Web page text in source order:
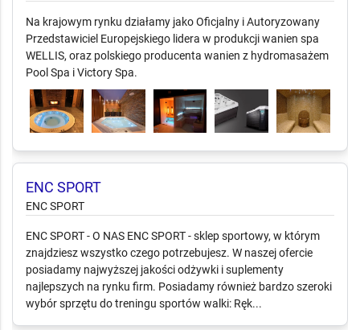
Na krajowym rynku działamy jako Oficjalny i Autoryzowany
Przedstawiciel Europejskiego lidera w produkcji wanien spa
WELLIS, oraz polskiego producenta wanien z hydromasażem
Pool Spa i Victory Spa.
ENC SPORT
ENC SPORT
ENC SPORT - O NAS ENC SPORT - sklep sportowy, w którym
znajdziesz wszystko czego potrzebujesz. W naszej ofercie
posiadamy najwyższej jakości odżywki i suplementy
najlepszych na rynku firm. Posiadamy również bardzo szeroki
wybór sprzętu do treningu sportów walki: Ręk...